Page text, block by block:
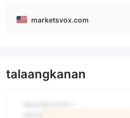
marketsvox.com
talaangkanan